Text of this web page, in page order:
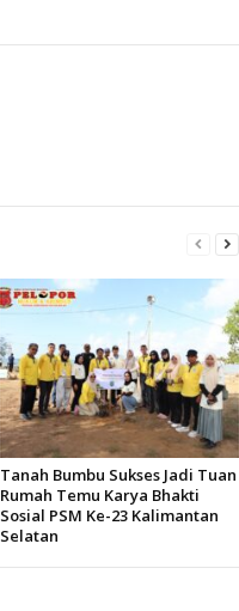
Tanah Bumbu Sukses Jadi Tuan
Rumah Temu Karya Bhakti
Sosial PSM Ke-23 Kalimantan
Selatan